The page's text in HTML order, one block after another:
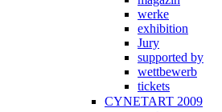
werke
exhibition
Jury
supported by
wettbewerb
tickets
CYNETART 2009